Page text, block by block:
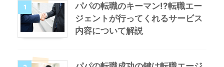
1
パパの転職のキーマン!?転職エー
ジェントが行ってくれるサービス
内容について解説